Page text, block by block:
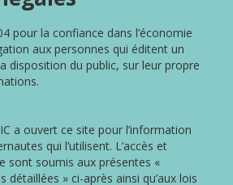
pour la confiance dans l’économie
aux personnes qui éditent un
disposition du public, sur leur propre
a ouvert ce site pour l’information
qui l’utilisent. L’accès et
sont soumis aux présentes «
détaillées » ci-après ainsi qu’aux lois